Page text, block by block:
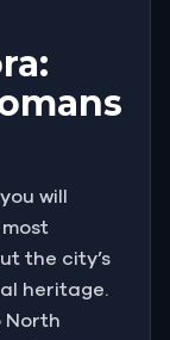
will
the city’s
heritage.
North